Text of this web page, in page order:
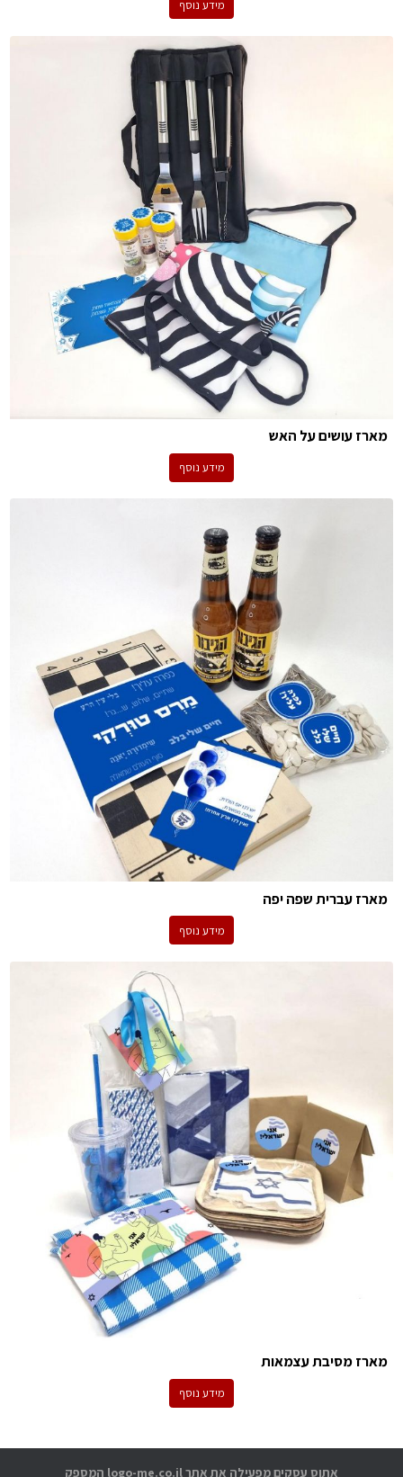
מידע נוסף
מארז עושים על האש
מידע נוסף
מארז עברית שפה יפה
מידע נוסף
מארז מסיבת עצמאות
מידע נוסף
אתוס עסקים מפעילה את אתר logo-me.co.il המספק